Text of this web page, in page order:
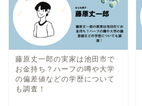
藤原丈一郎の実家は池田市で
お金持ち？ハーフの噂や大学
の偏差値などの学歴について
も調査！